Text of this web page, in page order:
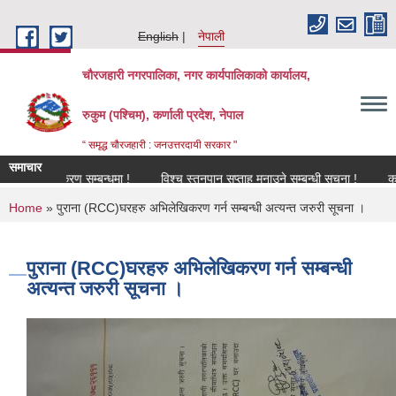
English
नेपाली
चौरजहारी नगरपालिका, नगर कार्यपालिकाको कार्यालय,
रुकुम (पश्चिम), कर्णाली प्रदेश, नेपाल
“ समृद्ध चौरजहारी : जनउत्तरदायी सरकार "
समाचार
नविकरण सम्बन्धमा !
विश्च स्तनपान सप्ताह मनाउने सम्बन्धी सूचना !
You are here
Home » पुराना (RCC)घरहरु अभिलेखिकरण गर्न सम्बन्धी अत्यन्त जरुरी सूचना ।
पुराना (RCC)घरहरु अभिलेखिकरण गर्न सम्बन्धी
अत्यन्त जरुरी सूचना ।